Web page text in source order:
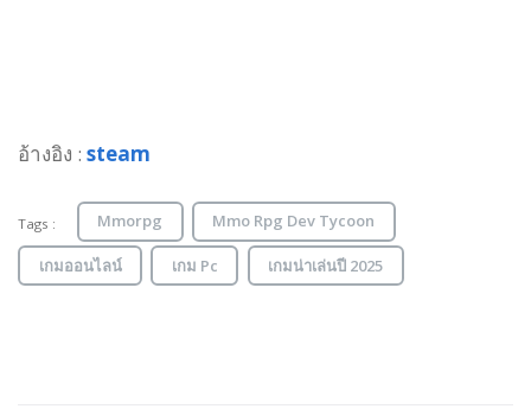
อ้างอิง : steam
Tags : Mmorpg Mmo Rpg Dev Tycoon
เกมออนไลน์ เกม Pc เกมน่าเล่นปี 2025